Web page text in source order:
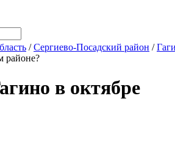
/ Сергиево-Посадский район /
районе?
в октябре